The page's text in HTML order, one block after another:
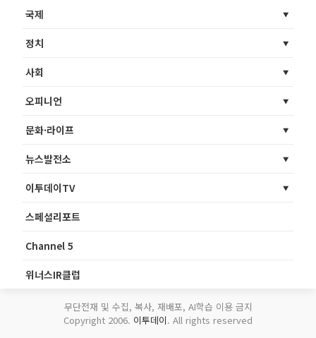
국제
정치
사회
오피니언
문화·라이프
뉴스발전소
이투데이TV
스페셜리포트
Channel 5
위너스IR클럽
무단전재 및 수집, 복사, 재배포, AI학습 이용 금지
Copyright 2006. 이투데이. All rights reserved